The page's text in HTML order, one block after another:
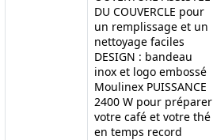
DU COUVERCLE pour
un remplissage et un
nettoyage faciles
DESIGN : bandeau
inox et logo embossé
Moulinex PUISSANCE
2400 W pour préparer
votre café et votre thé
en temps record